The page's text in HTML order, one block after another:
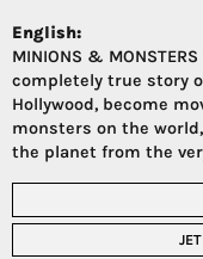
English:
MINIONS &
completely true story
Hollywood, become
monsters on the
the planet from the